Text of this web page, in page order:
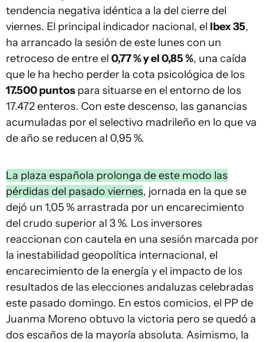
tendencia negativa idéntica a la del cierre del
viernes. El principal indicador nacional, el Ibex 35,
ha arrancado la sesión de este lunes con un
retroceso de entre el 0,77 % y el 0,85 %, una caída
que le ha hecho perder la cota psicológica de los
17.500 puntos para situarse en el entorno de los
17.472 enteros. Con este descenso, las ganancias
acumuladas por el selectivo madrileño en lo que va
de año se reducen al 0,95 %.
La plaza española prolonga de este modo las
pérdidas del pasado viernes, jornada en la que se
dejó un 1,05 % arrastrada por un encarecimiento
del crudo superior al 3 %. Los inversores
reaccionan con cautela en una sesión marcada por
la inestabilidad geopolítica internacional, el
encarecimiento de la energía y el impacto de los
resultados de las elecciones andaluzas celebradas
este pasado domingo. En estos comicios, el PP de
Juanma Moreno obtuvo la victoria pero se quedó a
dos escaños de la mayoría absoluta. Asimismo, la